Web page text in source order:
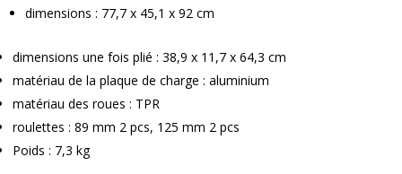
dimensions : 77,7 x 45,1 x 92 cm
dimensions une fois plié : 38,9 x 11,7 x 64,3 cm
matériau de la plaque de charge : aluminium
matériau des roues : TPR
roulettes : 89 mm 2 pcs, 125 mm 2 pcs
Poids : 7,3 kg